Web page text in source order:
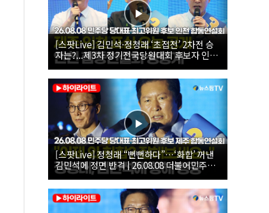
[스팟Live] 김민석·정청래 ‘초접전’ 2차전 승
자는?...제3차 정기전국당원대회 후보자 인천
합동연설회 생중계 | 26.08.08
[스팟Live] 정청래 “뻔뻔하다”…‘화합’ 꺼낸
김민석에 정면 반격 | 26.08.08 더불어민주당
당대표·최고위원 후보 제주 합동연설회